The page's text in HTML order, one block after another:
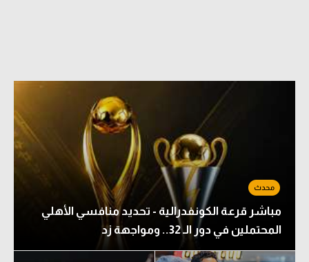
مباشر قرعة الكونفدرالية - تحديد منافسي الأهلي
المحتملين في دور الـ 32.. ومواجهة زد